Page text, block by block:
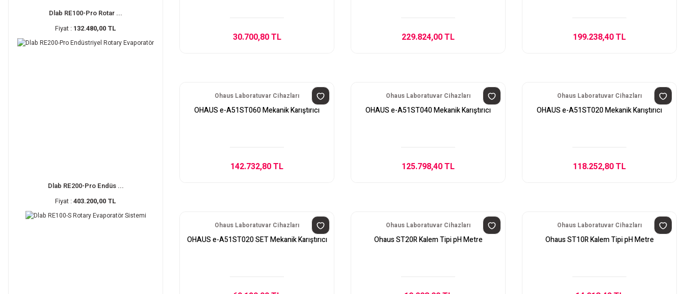
Dlab RE100-Pro Rotar ...
Fiyat : 132.480,00 TL
Dlab RE200-Pro Endüs ...
Fiyat :403.200,00 TL
30.700,80 TL 229.824,00 TL 199.238,40 TL
Ohaus Laboratuvar Cihazları
OHAUS e-A51ST060 Mekanik Karıştırıcı
142.732,80 TL
Ohaus Laboratuvar Cihazları
OHAUS e-A51ST040 Mekanik Karıştırıcı
125.798,40 TL
Ohaus Laboratuvar Cihazları
OHAUS e-A51ST020 Mekanik Karıştırıcı
118.252,80 TL
Ohaus Laboratuvar Cihazları
OHAUS e-A51ST020 SET Mekanik Karıştırıcı
Ohaus Laboratuvar Cihazları
Ohaus ST20R Kalem Tipi pH Metre
Ohaus Laboratuvar Cihazları
Ohaus ST10R Kalem Tipi pH Metre